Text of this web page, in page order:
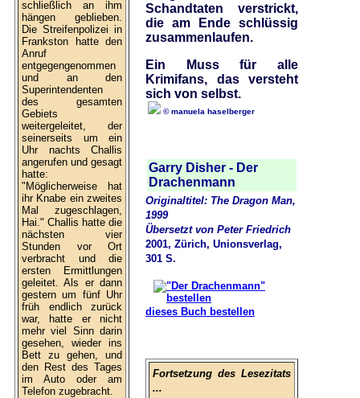
schließlich an ihm
hängen geblieben.
Die Streifenpolizei in
Frankston hatte den
Anruf
entgegengenommen
und an den
Superintendenten
des gesamten
Gebiets
weitergeleitet, der
seinerseits um ein
Uhr nachts Challis
angerufen und gesagt
hatte:
"Möglicherweise hat
ihr Knabe ein zweites
Mal zugeschlagen,
Hai." Challis hatte die
nächsten vier
Stunden vor Ort
verbracht und die
ersten Ermittlungen
geleitet. Als er dann
gestern um fünf Uhr
früh endlich zurück
war, hatte er nicht
mehr viel Sinn darin
gesehen, wieder ins
Bett zu gehen, und
den Rest des Tages
im Auto oder am
Telefon zugebracht.
Schandtaten verstrickt,
die am Ende schlüssig
zusammenlaufen.
Ein Muss für alle
Krimifans, das versteht
sich von selbst.
© manuela haselberger
Garry Disher - Der
Drachenmann
Originaltitel: The Dragon Man,
1999
Übersetzt von Peter Friedrich
2001, Zürich, Unionsverlag,
301 S.
dieses Buch bestellen
Fortsetzung des Lesezitats
...